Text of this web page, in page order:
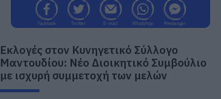
Facebook Twitter E-mail WhatsApp Messenger
Εκλογές στον Κυνηγετικό Σύλλογο
Μαντουδίου: Νέο Διοικητικό Συμβούλιο
με ισχυρή συμμετοχή των μελών